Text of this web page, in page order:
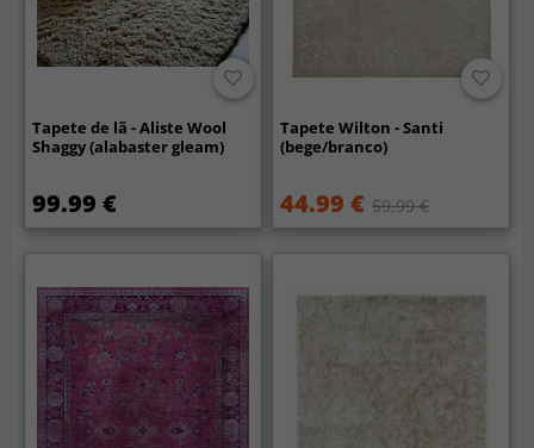
Tapete de lã - Aliste Wool
Shaggy (alabaster gleam)
99.99 €
Tapete Wilton - Santi
(bege/branco)
44.99 € 59.99 €